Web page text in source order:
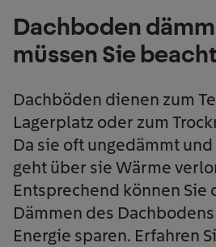
Dachboden
müssen Sie
Dachböden dienen zum
Lagerplatz oder zum
Da sie oft ungedämmt
geht über sie Wärme
Entsprechend können Sie
Dämmen des
Energie sparen. Erfahren